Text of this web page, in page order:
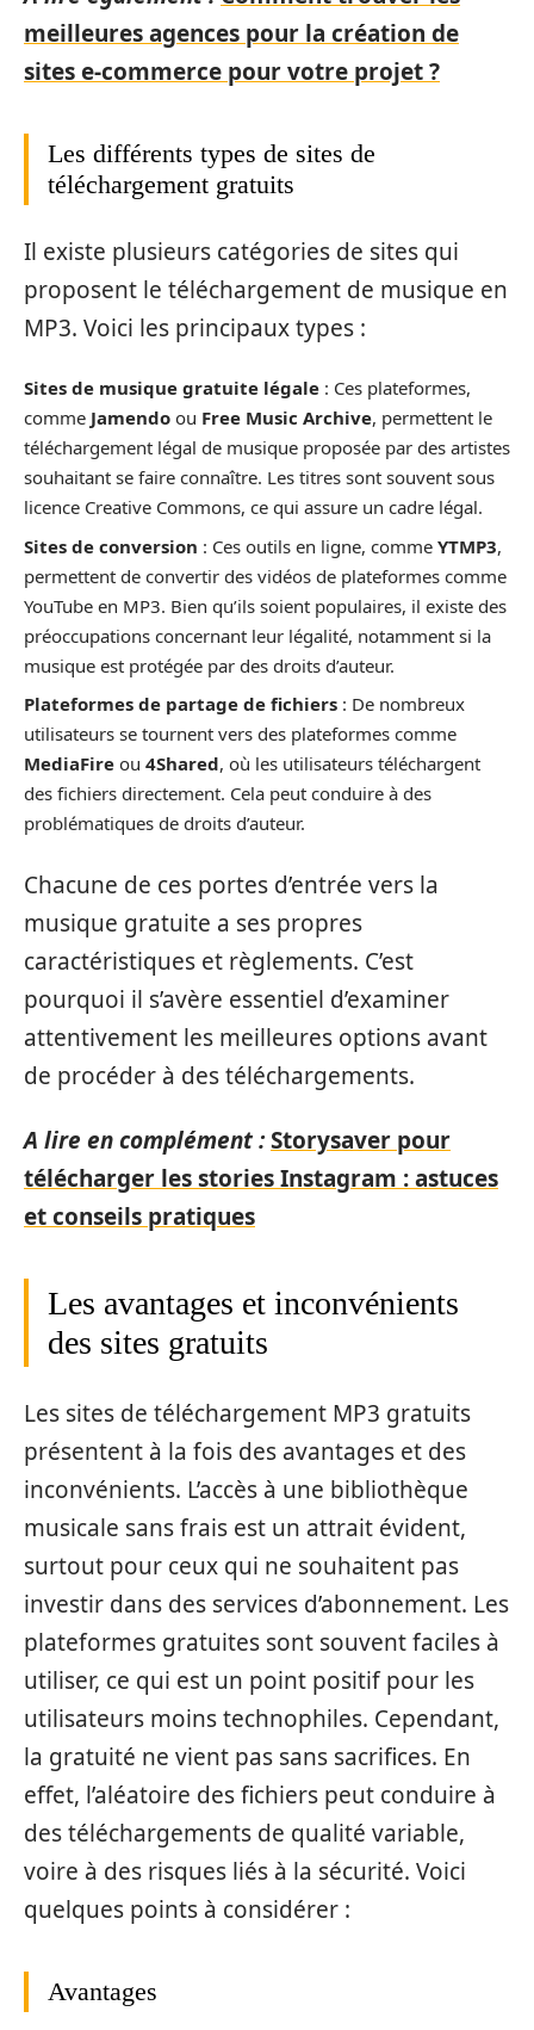
meilleures agences pour la création de
sites e-commerce pour votre projet ?
Les différents types de sites de
téléchargement gratuits
Il existe plusieurs catégories de sites qui
proposent le téléchargement de musique en
MP3. Voici les principaux types :
Sites de musique gratuite légale : Ces plateformes,
comme Jamendo ou Free Music Archive, permettent le
téléchargement légal de musique proposée par des artistes
souhaitant se faire connaître. Les titres sont souvent sous
licence Creative Commons, ce qui assure un cadre légal.
Sites de conversion : Ces outils en ligne, comme YTMP3,
permettent de convertir des vidéos de plateformes comme
YouTube en MP3. Bien qu’ils soient populaires, il existe des
préoccupations concernant leur légalité, notamment si la
musique est protégée par des droits d’auteur.
Plateformes de partage de fichiers : De nombreux
utilisateurs se tournent vers des plateformes comme
MediaFire ou 4Shared, où les utilisateurs téléchargent
des fichiers directement. Cela peut conduire à des
problématiques de droits d’auteur.
Chacune de ces portes d’entrée vers la
musique gratuite a ses propres
caractéristiques et règlements. C’est
pourquoi il s’avère essentiel d’examiner
attentivement les meilleures options avant
de procéder à des téléchargements.
A lire en complément :Storysaver pour
télécharger les stories Instagram : astuces
et conseils pratiques
Les avantages et inconvénients
des sites gratuits
Les sites de téléchargement MP3 gratuits
présentent à la fois des avantages et des
inconvénients. L’accès à une bibliothèque
musicale sans frais est un attrait évident,
surtout pour ceux qui ne souhaitent pas
investir dans des services d’abonnement. Les
plateformes gratuites sont souvent faciles à
utiliser, ce qui est un point positif pour les
utilisateurs moins technophiles. Cependant,
la gratuité ne vient pas sans sacrifices. En
effet, l’aléatoire des fichiers peut conduire à
des téléchargements de qualité variable,
voire à des risques liés à la sécurité. Voici
quelques points à considérer :
Avantages